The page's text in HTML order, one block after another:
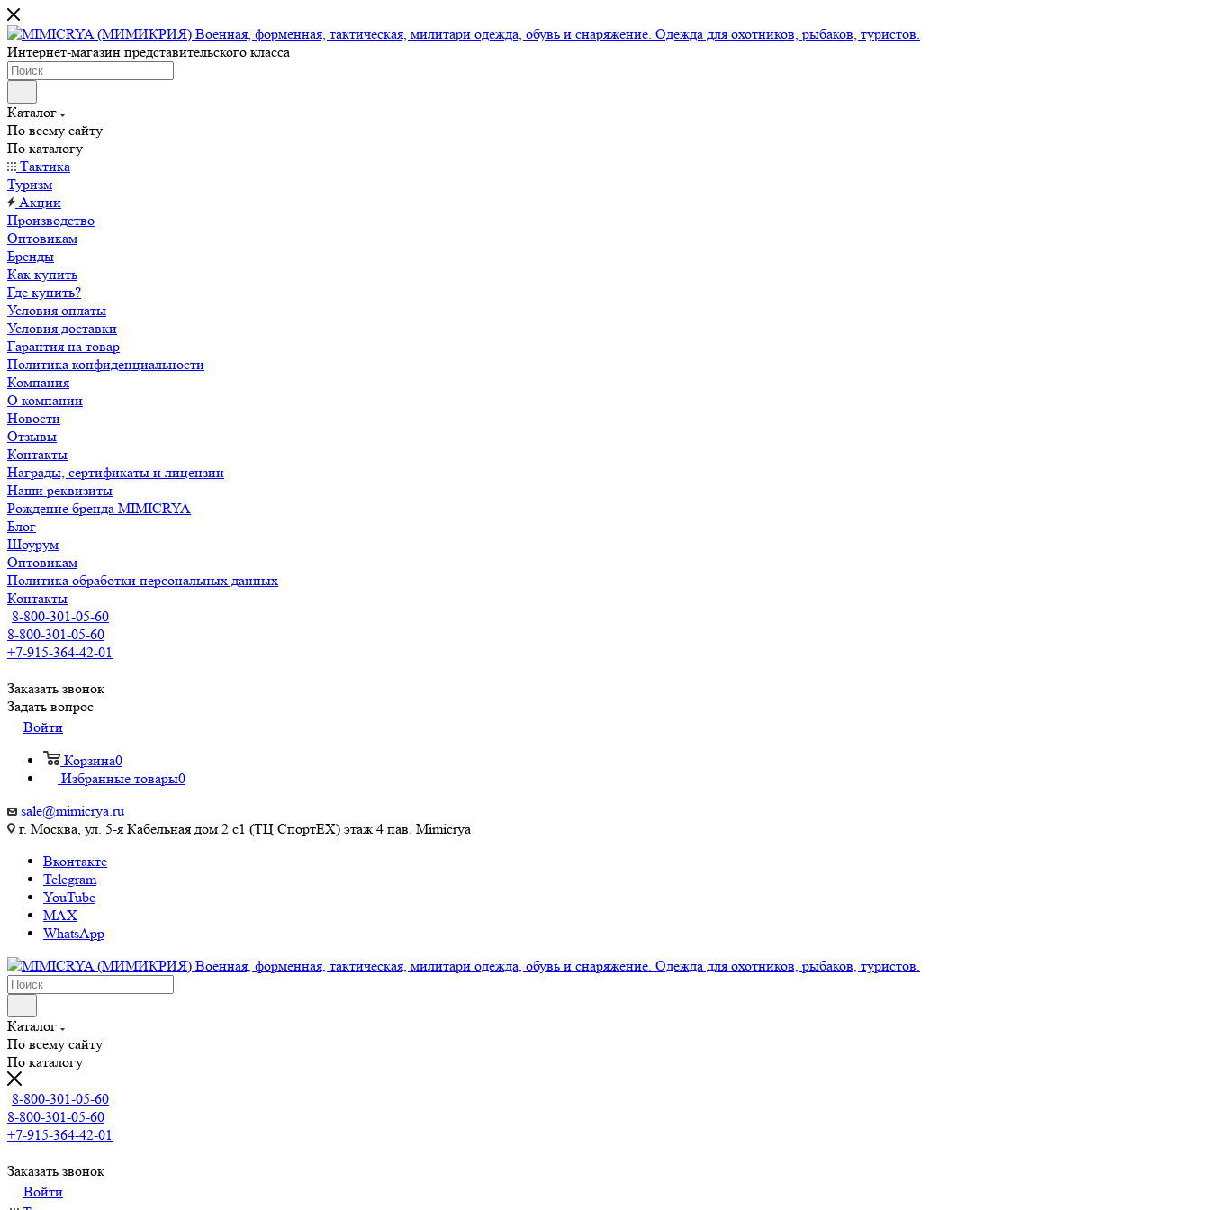
Интернет-магазин представительского класса
Каталог
По всему сайту
По каталогу
Тактика
Туризм
Акции
Производство
Оптовикам
Бренды
Как купить
Где купить?
Условия оплаты
Условия доставки
Гарантия на товар
Политика конфиденциальности
Компания
О компании
Новости
Отзывы
Контакты
Награды, сертификаты и лицензии
Наши реквизиты
Рождение бренда MIMICRYA
Блог
Шоурум
Оптовикам
Политика обработки персональных данных
Контакты
8-800-301-05-60
8-800-301-05-60
+7-915-364-42-01
Заказать звонок
Задать вопрос
Войти
Корзина0
Избранные товары0
sale@mimicrya.ru
г. Москва, ул. 5-я Кабельная дом 2 с1 (ТЦ СпортEX) этаж 4 пав. Mimicrya
Вконтакте
Telegram
YouTube
MAX
WhatsApp
Каталог
По всему сайту
По каталогу
8-800-301-05-60
8-800-301-05-60
+7-915-364-42-01
Заказать звонок
Войти